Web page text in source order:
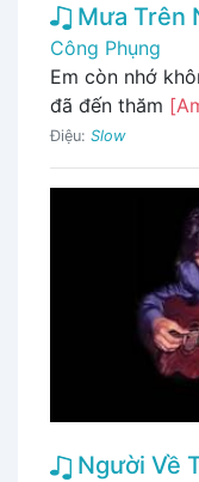
Mưa Trên
Công Phụng
Em còn nhớ
đã đến thăm
Điệu: Slow
Người Về